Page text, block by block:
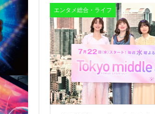
エンタメ総合・ライフ